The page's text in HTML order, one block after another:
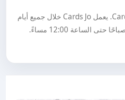
هذا الإعلان مقدم من Cards Jo. يعمل Cards Jo خلال جميع أيام